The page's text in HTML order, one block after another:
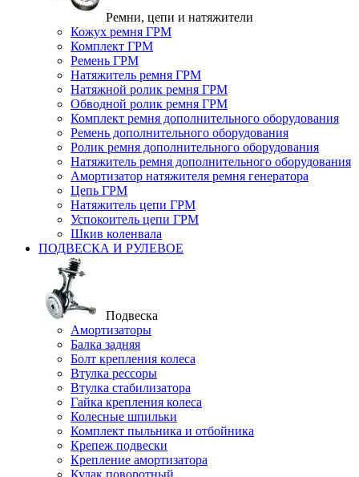
Ремни, цепи и натяжители
Кожух ремня ГРМ
Комплект ГРМ
Ремень ГРМ
Натяжитель ремня ГРМ
Натяжной ролик ремня ГРМ
Обводной ролик ремня ГРМ
Комплект ремня дополнительного оборудования
Ремень дополнительного оборудования
Ролик ремня дополнительного оборудования
Натяжитель ремня дополнительного оборудования
Амортизатор натяжителя ремня генератора
Цепь ГРМ
Натяжитель цепи ГРМ
Успокоитель цепи ГРМ
Шкив коленвала
ПОДВЕСКА И РУЛЕВОЕ
Подвеска
Амортизаторы
Балка задняя
Болт крепления колеса
Втулка рессоры
Втулка стабилизатора
Гайка крепления колеса
Колесные шпильки
Комплект пыльника и отбойника
Крепеж подвески
Крепление амортизатора
Кулак поворотный